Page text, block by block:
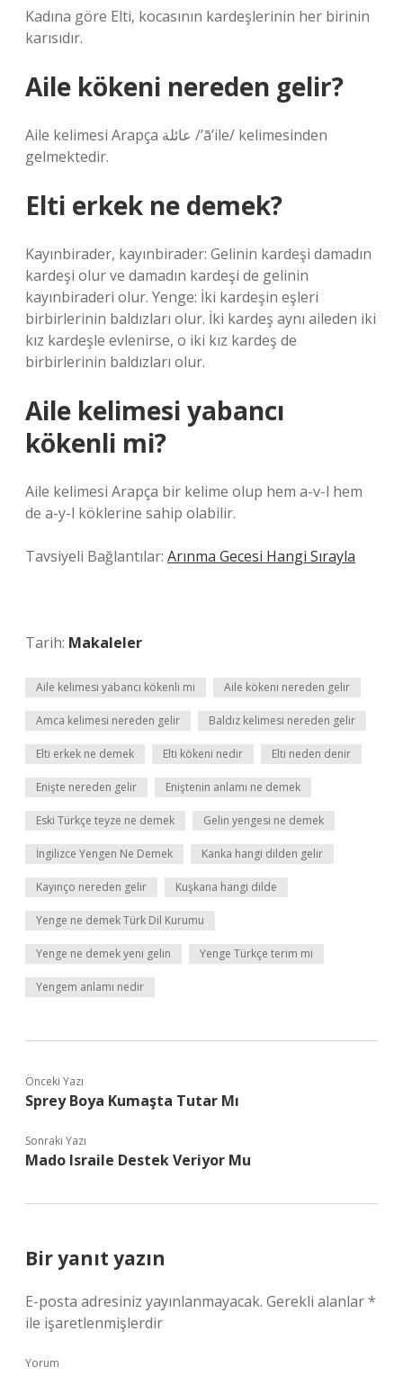
Kadına göre Elti, kocasının kardeşlerinin her birinin
karısıdır.
Aile kökeni nereden gelir?
Aile kelimesi Arapça عائلة /’ā’ile/ kelimesinden
gelmektedir.
Elti erkek ne demek?
Kayınbirader, kayınbirader: Gelinin kardeşi damadın
kardeşi olur ve damadın kardeşi de gelinin
kayınbiraderi olur. Yenge: İki kardeşin eşleri
birbirlerinin baldızları olur. İki kardeş aynı aileden iki
kız kardeşle evlenirse, o iki kız kardeş de
birbirlerinin baldızları olur.
Aile kelimesi yabancı
kökenli mi?
Aile kelimesi Arapça bir kelime olup hem a-v-l hem
de a-y-l köklerine sahip olabilir.
Tavsiyeli Bağlantılar: Arınma Gecesi Hangi Sırayla
Tarih: Makaleler
Aile kelimesi yabancı kökenli mi Aile kökeni nereden gelir
Amca kelimesi nereden gelir Baldız kelimesi nereden gelir
Elti erkek ne demek Elti kökeni nedir Elti neden denir
Enişte nereden gelir Eniştenin anlamı ne demek
Eski Türkçe teyze ne demek Gelin yengesi ne demek
İngilizce Yengen Ne Demek Kanka hangi dilden gelir
Kayınço nereden gelir Kuşkana hangi dilde
Yenge ne demek Türk Dil Kurumu
Yenge ne demek yeni gelin Yenge Türkçe terim mi
Yengem anlamı nedir
Önceki Yazı
Sprey Boya Kumaşta Tutar Mı
Sonraki Yazı
Mado Israile Destek Veriyor Mu
Bir yanıt yazın
E-posta adresiniz yayınlanmayacak. Gerekli alanlar*
ile işaretlenmişlerdir
Yorum